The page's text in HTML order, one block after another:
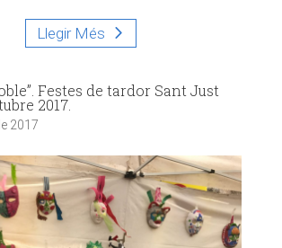
Llegir Més
Festes de tardor Sant Just
2017.
2017